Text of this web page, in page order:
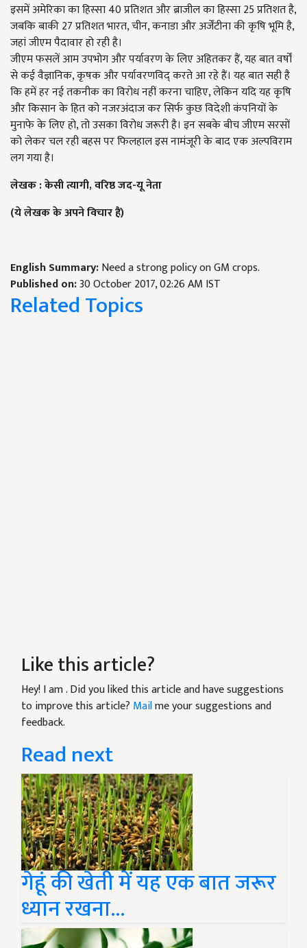
इसमें अमेरिका का हिस्सा 40 प्रतिशत और ब्राजील का हिस्सा 25 प्रतिशत है,
जबकि बाकी 27 प्रतिशत भारत, चीन, कनाडा और अर्जेंटीना की कृषि भूमि है,
जहां जीएम पैदावार हो रही है।
जीएम फसलें आम उपभोग और पर्यावरण के लिए अहितकर हैं, यह बात वर्षों
से कई वैज्ञानिक, कृषक और पर्यावरणविद् करते आ रहे हैं। यह बात सही है
कि हमें हर नई तकनीक का विरोध नहीं करना चाहिए, लेकिन यदि यह कृषि
और किसान के हित को नजरअंदाज कर सिर्फ कुछ विदेशी कंपनियों के
मुनाफे के लिए हो, तो उसका विरोध जरूरी है। इन सबके बीच जीएम सरसों
को लेकर चल रही बहस पर फिलहाल इस नामंजूरी के बाद एक अल्पविराम
लग गया है।
लेखक :केसी त्यागी,वरिष्ठ जद-यू नेता
(ये लेखक के अपने विचार हैं)
English Summary:Need a strong policy on GM crops.
Published on:30 October 2017, 02:26 AM IST
Related Topics
Like this article?
Hey! I am. Did you liked this article and have suggestions
to improve this article? Mailme your suggestions and
feedback.
Read next
गेहूं की खेती में यह एक बात जरूर
ध्यान रखना...